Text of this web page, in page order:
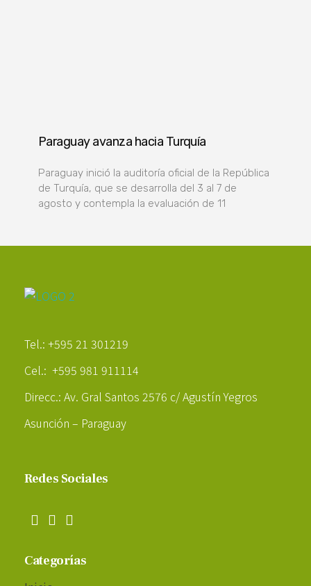
Paraguay avanza hacia Turquía
Paraguay inició la auditoría oficial de la República
de Turquía, que se desarrolla del 3 al 7 de
agosto y contempla la evaluación de 11
Tel.: +595 21 301219
Cel.: +595 981 911114
Direcc.: Av. Gral Santos 2576 c/ Agustín Yegros
Asunción – Paraguay
Redes Sociales
Categorías